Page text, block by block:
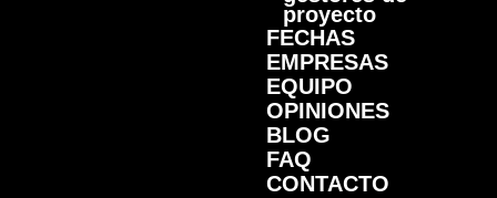
proyecto
FECHAS
EMPRESAS
EQUIPO
OPINIONES
BLOG
FAQ
CONTACTO